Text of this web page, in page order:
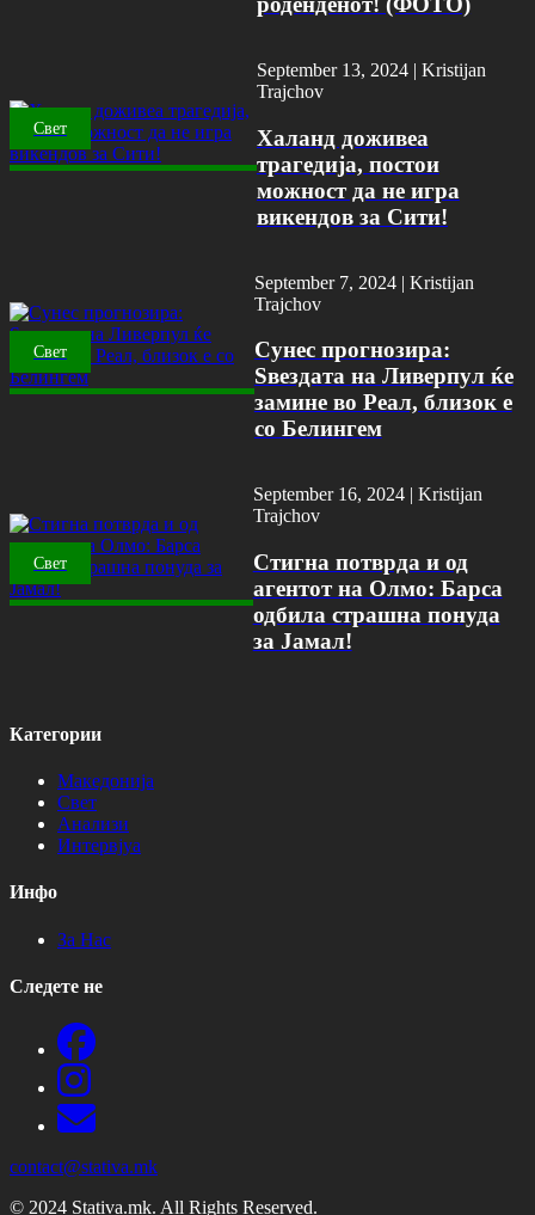
Свет
September 13, 2024 | Kristijan
Trajchov
Халанд доживеа
трагедија, постои
можност да не игра
викендов за Сити!
Свет
September 7, 2024 | Kristijan
Trajchov
Сунес прогнозира:
Ѕвездата на Ливерпул ќе
замине во Реал, близок е
со Белингем
Свет
September 16, 2024 | Kristijan
Trajchov
Стигна потврда и од
агентот на Олмо: Барса
одбила страшна понуда
за Јамал!
Категории
Македонија
Свет
Анализи
Интервјуа
Инфо
За Нас
Следете не
contact@stativa.mk
© 2024 Stativa.mk. All Rights Reserved.